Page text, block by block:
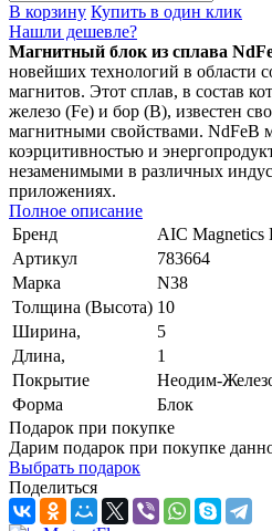
В корзину Купить в один клик
Нашли дешевле?
Магнитный блок из сплава
новейших технологий в области
магнитов. Этот сплав, в состав
железо (Fe) и бор (B), известен
магнитными свойствами. NdFeB
коэрцитивностью и
незаменимыми в различных
приложениях.
Полное описание
Бренд
AIC Magnetics
Артикул
783664
Марка
N38
Толщина (Высота) 10
Ширина,
5
Длина,
1
Покрытие
Неодим-
Форма
Блок
Подарок при покупке
Дарим подарок при покупке
Выбрать подарок
Поделиться